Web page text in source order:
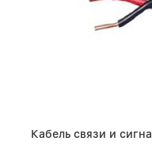
Кабель связи и